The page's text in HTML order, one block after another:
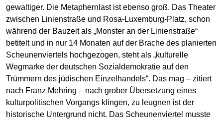
gewaltiger. Die Metaphernlast ist ebenso groß. Das Theater
zwischen Linienstraße und Rosa-Luxemburg-Platz, schon
während der Bauzeit als „Monster an der Linienstraße“
betitelt und in nur 14 Monaten auf der Brache des planierten
Scheunenviertels hochgezogen, steht als „kulturelle
Wegmarke der deutschen Sozialdemokratie auf den
Trümmern des jüdischen Einzelhandels“. Das mag – zitiert
nach Franz Mehring – nach grober Übersetzung eines
kulturpolitischen Vorgangs klingen, zu leugnen ist der
historische Untergrund nicht. Das Scheunenviertel musste